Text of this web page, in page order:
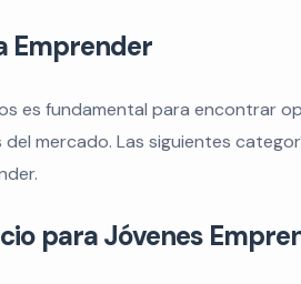
Emprender
es fundamental para encontrar
mercado. Las siguientes
para Jóvenes